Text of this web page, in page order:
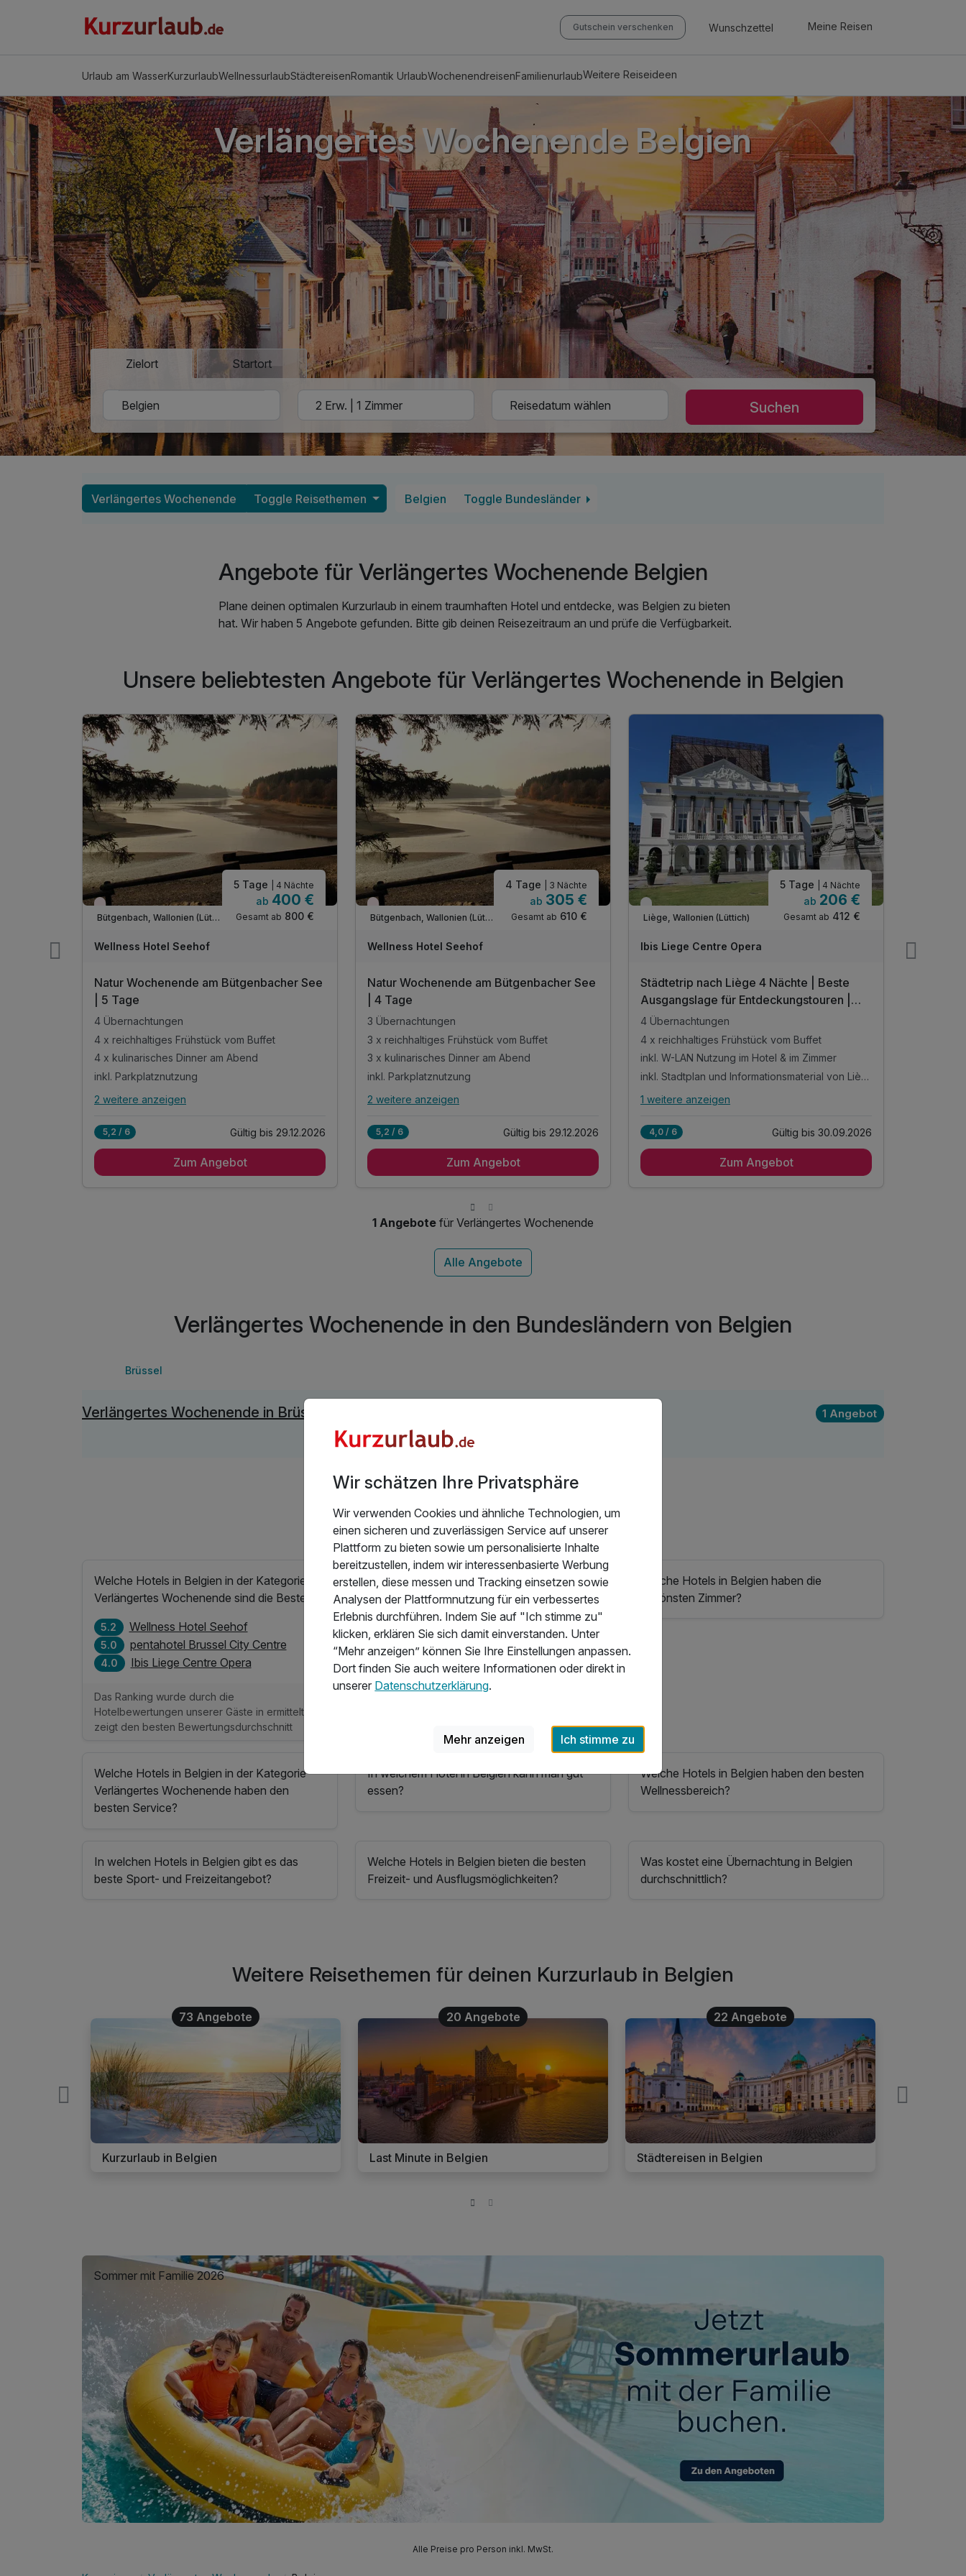
Gutschein verschenken Wunschzettel Meine Reisen
Urlaub am WasserKurzurlaubWellnessurlaubStädtereisenRomantik UrlaubWochenendreisenFamilienurlaubWeitere Reiseideen
Verlängertes Wochenende Belgien
Zielort Startort
Suchen
Verlängertes Wochenende Toggle Reisethemen Belgien Toggle Bundesländer
Angebote für Verlängertes Wochenende Belgien
Plane deinen optimalen Kurzurlaub in einem traumhaften Hotel und entdecke, was Belgien zu bieten
hat. Wir haben 5 Angebote gefunden. Bitte gib deinen Reisezeitraum an und prüfe die Verfügbarkeit.
Unsere beliebtesten Angebote für Verlängertes Wochenende in Belgien
Nur noch Restplätze
Bütgenbach, Wallonien (Lüttich)
5 Tage | 4 Nächte
ab 400 €
Gesamt ab 800 €
Wellness Hotel Seehof
Natur Wochenende am Bütgenbacher See
| 5 Tage
4 Übernachtungen
4 x reichhaltiges Frühstück vom Buffet
4 x kulinarisches Dinner am Abend
inkl. Parkplatznutzung
Alle Inklusivleistungen
4 x reichhaltiges Frühstück vom Buffet
2 weitere anzeigen
5,2 / 6 Gültig bis 29.12.2026
Zum Angebot
Nur noch Restplätze
Bütgenbach, Wallonien (Lüttich)
4 Tage | 3 Nächte
ab 305 €
Gesamt ab 610 €
Wellness Hotel Seehof
Natur Wochenende am Bütgenbacher See
| 4 Tage
3 Übernachtungen
3 x reichhaltiges Frühstück vom Buffet
3 x kulinarisches Dinner am Abend
inkl. Parkplatznutzung
Alle Inklusivleistungen
3 x reichhaltiges Frühstück vom Buffet
inkl. WLAN Nutzung
2 weitere anzeigen
5,2 / 6 Gültig bis 29.12.2026
Zum Angebot
Nur noch bis August
Liège, Wallonien (Lüttich)
5 Tage | 4 Nächte
ab 206 €
Gesamt ab 412 €
Ibis Liege Centre Opera
Städtetrip nach Liège 4 Nächte | Beste
Ausgangslage für Entdeckungstouren |
gegenüber Centre Opéra
4 Übernachtungen
4 x reichhaltiges Frühstück vom Buffet
inkl. W-LAN Nutzung im Hotel & im Zimmer
inkl. Stadtplan und Informationsmaterial von Liège
Alle Inklusivleistungen
4 x reichhaltiges Frühstück vom Buffet
1 weitere anzeigen
4,0 / 6 Gültig bis 30.09.2026
Zum Angebot
Ibis Liege
1 Angebote für Verlängertes Wochenende
Verlängertes Wochenende in den Bundesländern von Belgien
Brüssel
Verlängertes Wochenende in Brüssel 1 Angebot
Top Highlights in Belgien
Welche Hotels in Belgien in der Kategorie
Verlängertes Wochenende sind die Besten?
5.2 Wellness Hotel Seehof
5.0 pentahotel Brussel City Centre
4.0 Ibis Liege Centre Opera
Das Ranking wurde durch die
Hotelbewertungen unserer Gäste in ermittelt und
zeigt den besten Bewertungsdurchschnitt
Welche Hotels in Belgien haben die
schönste Umgebung?
Welche Hotels in Belgien haben die
schönsten Zimmer?
Welche Hotels in Belgien in der Kategorie
Verlängertes Wochenende haben den
besten Service?
In welchem Hotel in Belgien kann man gut
essen?
Welche Hotels in Belgien haben den besten
Wellnessbereich?
In welchen Hotels in Belgien gibt es das
beste Sport- und Freizeitangebot?
Welche Hotels in Belgien bieten die besten
Freizeit- und Ausflugsmöglichkeiten?
Was kostet eine Übernachtung in Belgien
durchschnittlich?
Weitere Reisethemen für deinen Kurzurlaub in Belgien
73 Angebote
Kurzurlaub in Belgien
20 Angebote
Last Minute in Belgien
22 Angebote
Städtereisen in Belgien
Sommer mit Familie 2026
Alle Preise pro Person inkl. MwSt.
Wir schätzen Ihre Privatsphäre
Wir verwenden Cookies und ähnliche Technologien, um
einen sicheren und zuverlässigen Service auf unserer
Plattform zu bieten sowie um personalisierte Inhalte
bereitzustellen, indem wir interessenbasierte Werbung
erstellen, diese messen und Tracking einsetzen sowie
Analysen der Plattformnutzung für ein verbessertes
Erlebnis durchführen. Indem Sie auf "Ich stimme zu"
klicken, erklären Sie sich damit einverstanden. Unter
“Mehr anzeigen” können Sie Ihre Einstellungen anpassen.
Dort finden Sie auch weitere Informationen oder direkt in
unserer Datenschutzerklärung.
Mehr anzeigen Ich stimme zu